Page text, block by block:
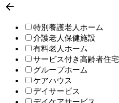

特別養護老人ホーム
介護老人保健施設
有料老人ホーム
サービス付き高齢者住宅
グループホーム
ケアハウス
デイサービス